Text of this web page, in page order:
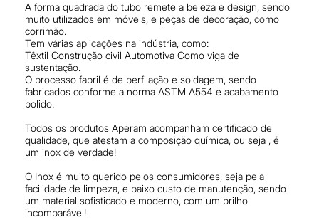
A forma quadrada do tubo remete a beleza e design, sendo
muito utilizados em móveis, e peças de decoração, como
corrimão.
Tem várias aplicações na indústria, como:
Têxtil Construção civil Automotiva Como viga de
sustentação.
O processo fabril é de perfilação e soldagem, sendo
fabricados conforme a norma ASTM A554 e acabamento
polido.
Todos os produtos Aperam acompanham certificado de
qualidade, que atestam a composição química, ou seja , é
um inox de verdade!
O Inox é muito querido pelos consumidores, seja pela
facilidade de limpeza, e baixo custo de manutenção, sendo
um material sofisticado e moderno, com um brilho
incomparável!